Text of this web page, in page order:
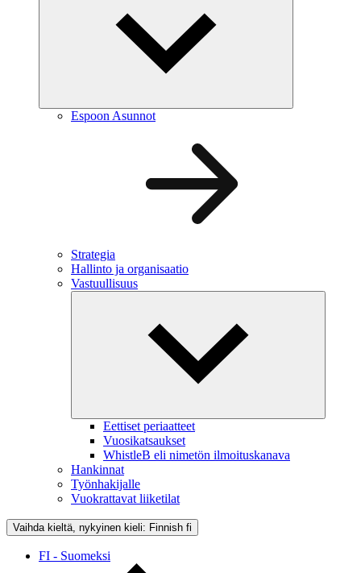
Espoon Asunnot
Strategia
Hallinto ja organisaatio
Vastuullisuus
Eettiset periaatteet
Vuosikatsaukset
WhistleB eli nimetön ilmoituskanava
Hankinnat
Työnhakijalle
Vuokrattavat liiketilat
Vaihda kieltä, nykyinen kieli: Finnish fi
FI - Suomeksi